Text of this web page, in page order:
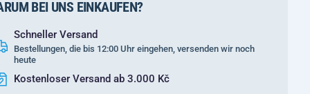
BEI UNS EINKAUFEN?
Schneller Versand
Bestellungen, die bis 12:00 Uhr eingehen, versenden wir noch
heute
Kostenloser Versand ab 3.000 Kč